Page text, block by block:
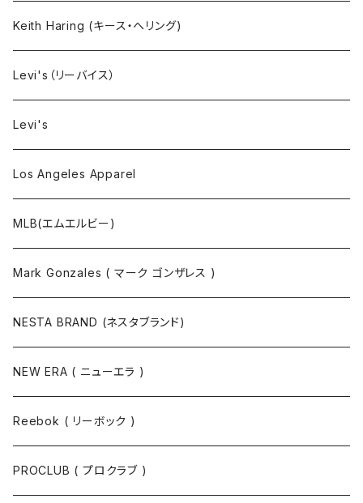
タンクトップ
コート
靴下
Keith Haring (キース・ヘリング)
Levi's（リーバイス）
Levi's
Los Angeles Apparel
MLB(エムエルビー)
Mark Gonzales ( マーク ゴンザレス )
NESTA BRAND (ネスタブランド)
NEW ERA ( ニューエラ )
Reebok ( リーボック )
PROCLUB ( プロクラブ )